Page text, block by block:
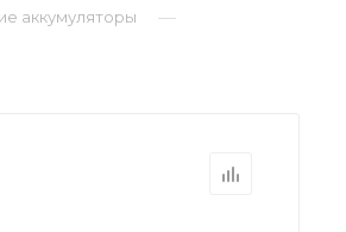
аккумуляторы —